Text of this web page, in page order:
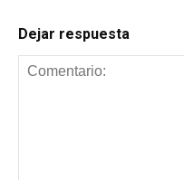
Dejar respuesta